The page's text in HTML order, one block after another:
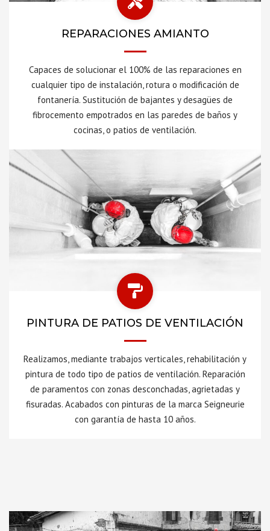
REPARACIONES AMIANTO
Capaces de solucionar el 100% de las reparaciones en
cualquier tipo de instalación, rotura o modificación de
fontanería. Sustitución de bajantes y desagües de
fibrocemento empotrados en las paredes de baños y
cocinas, o patios de ventilación.
PINTURA DE PATIOS DE VENTILACIÓN
Realizamos, mediante trabajos verticales, rehabilitación y
pintura de todo tipo de patios de ventilación. Reparación
de paramentos con zonas desconchadas, agrietadas y
fisuradas. Acabados con pinturas de la marca Seigneurie
con garantía de hasta 10 años.